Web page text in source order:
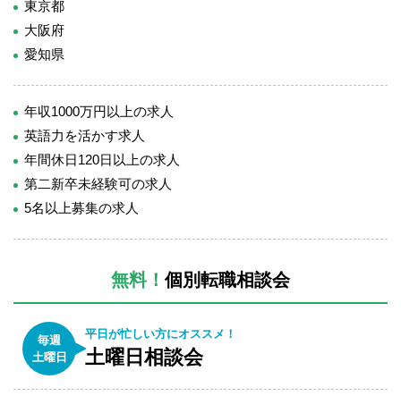
東京都
大阪府
愛知県
年収1000万円以上の求人
英語力を活かす求人
年間休日120日以上の求人
第二新卒未経験可の求人
5名以上募集の求人
無料！ 個別転職相談会
毎週
土曜日
平日が忙しい方にオススメ！
土曜日相談会